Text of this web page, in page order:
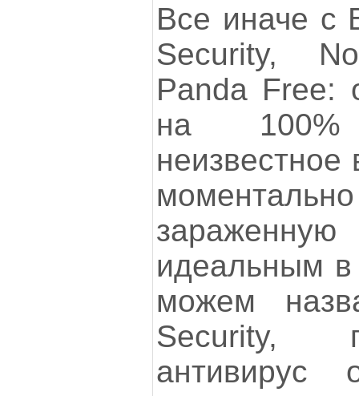
Все иначе с
Security,
Panda Free:
на 100%
идеальным
можем
Security,
антивирус